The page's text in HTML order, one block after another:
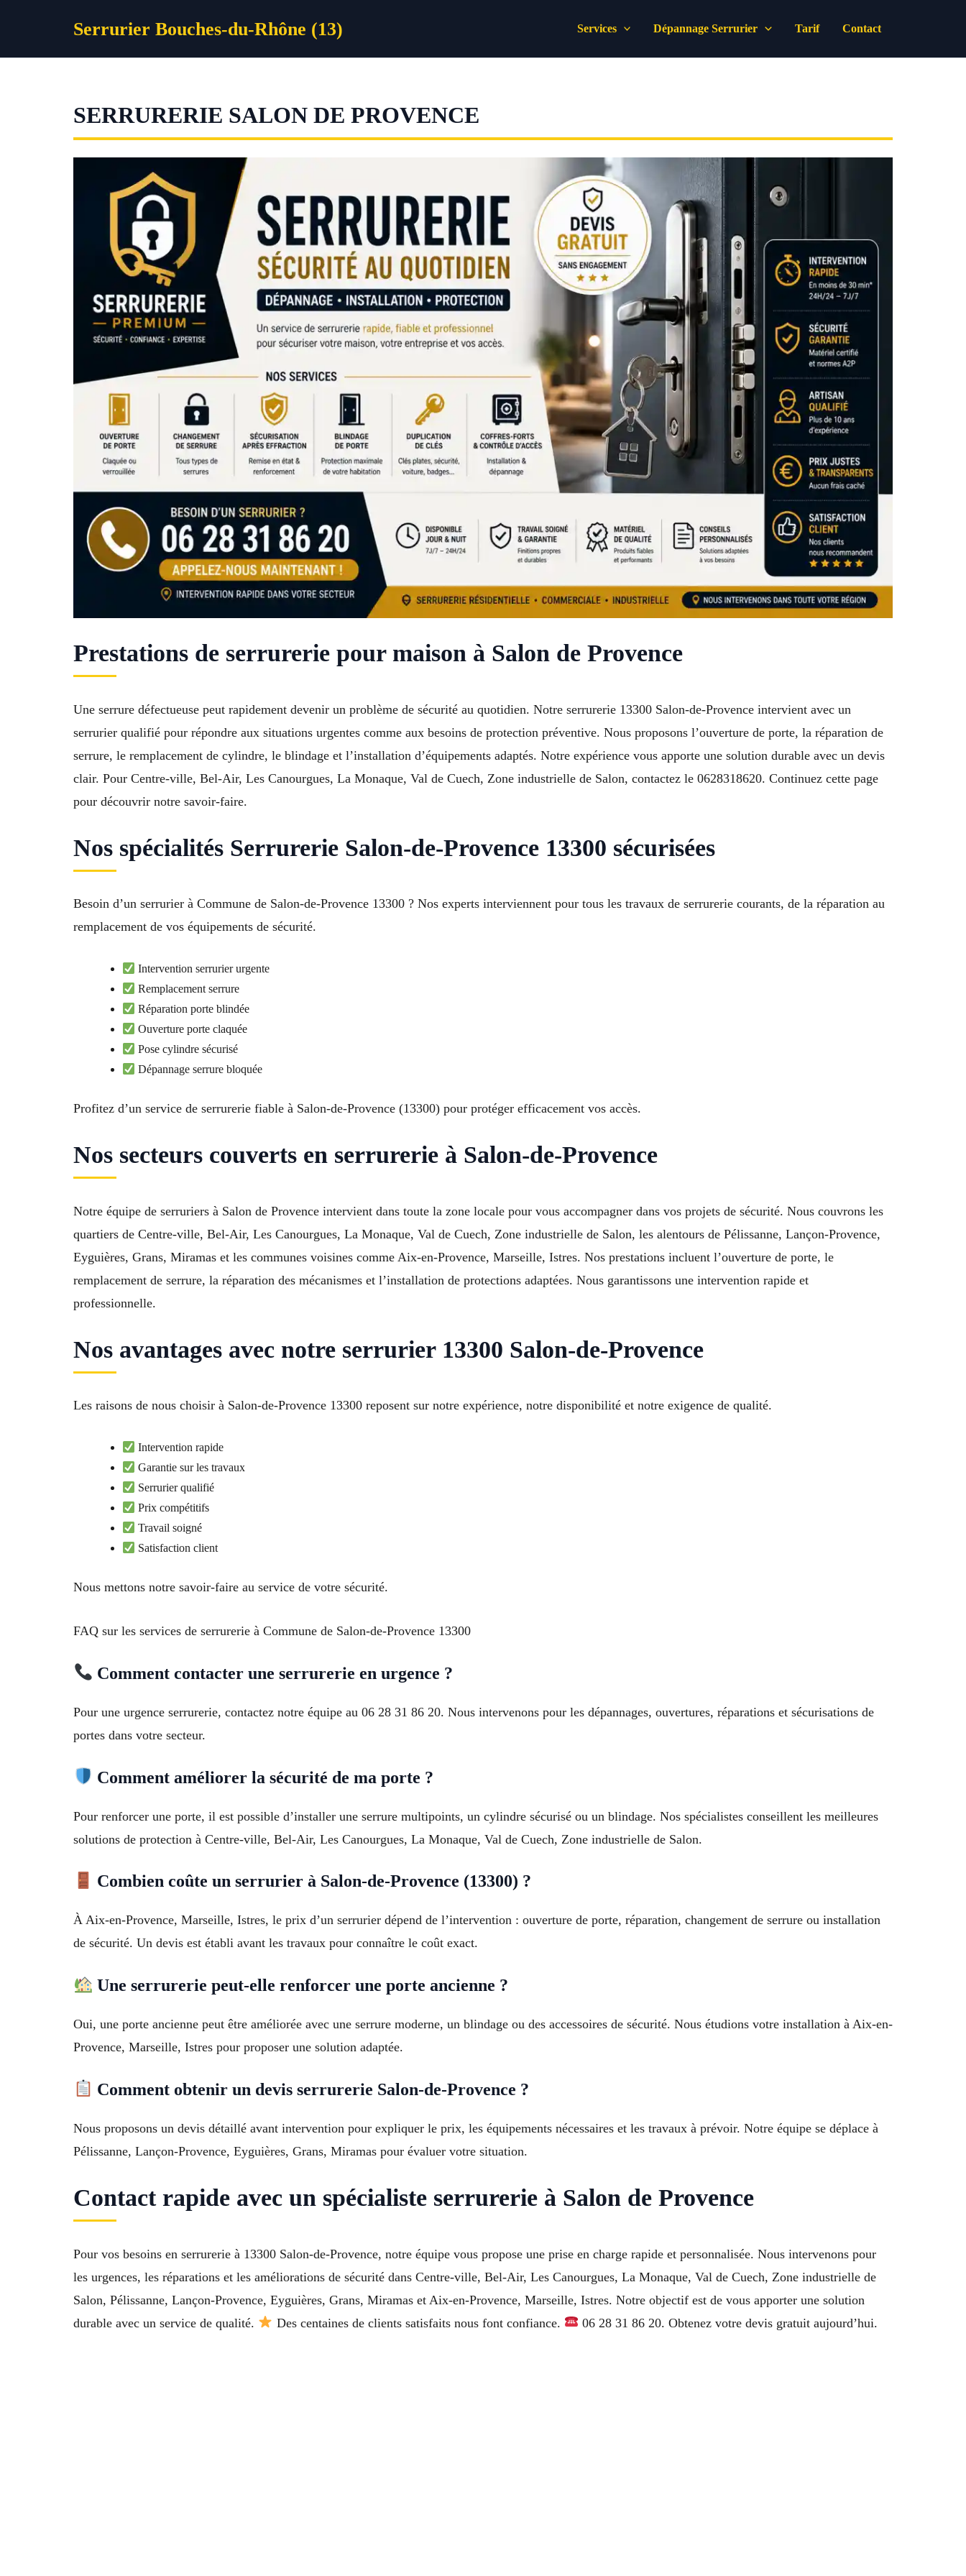
Serrurier Bouches-du-Rhône (13) Services Dépannage Serrurier Tarif Contact
SERRURERIE SALON DE PROVENCE
Prestations de serrurerie pour maison à Salon de Provence
Une serrure défectueuse peut rapidement devenir un problème de sécurité au quotidien. Notre serrurerie 13300 Salon-de-Provence intervient avec un
serrurier qualifié pour répondre aux situations urgentes comme aux besoins de protection préventive. Nous proposons l’ouverture de porte, la réparation de
serrure, le remplacement de cylindre, le blindage et l’installation d’équipements adaptés. Notre expérience vous apporte une solution durable avec un devis
clair. Pour Centre-ville, Bel-Air, Les Canourgues, La Monaque, Val de Cuech, Zone industrielle de Salon, contactez le 0628318620. Continuez cette page
pour découvrir notre savoir-faire.
Nos spécialités Serrurerie Salon-de-Provence 13300 sécurisées
Besoin d’un serrurier à Commune de Salon-de-Provence 13300 ? Nos experts interviennent pour tous les travaux de serrurerie courants, de la réparation au
remplacement de vos équipements de sécurité.
Intervention serrurier urgente
Remplacement serrure
Réparation porte blindée
Ouverture porte claquée
Pose cylindre sécurisé
Dépannage serrure bloquée
Profitez d’un service de serrurerie fiable à Salon-de-Provence (13300) pour protéger efficacement vos accès.
Nos secteurs couverts en serrurerie à Salon-de-Provence
Notre équipe de serruriers à Salon de Provence intervient dans toute la zone locale pour vous accompagner dans vos projets de sécurité. Nous couvrons les
quartiers de Centre-ville, Bel-Air, Les Canourgues, La Monaque, Val de Cuech, Zone industrielle de Salon, les alentours de Pélissanne, Lançon-Provence,
Eyguières, Grans, Miramas et les communes voisines comme Aix-en-Provence, Marseille, Istres. Nos prestations incluent l’ouverture de porte, le
remplacement de serrure, la réparation des mécanismes et l’installation de protections adaptées. Nous garantissons une intervention rapide et
professionnelle.
Nos avantages avec notre serrurier 13300 Salon-de-Provence
Les raisons de nous choisir à Salon-de-Provence 13300 reposent sur notre expérience, notre disponibilité et notre exigence de qualité.
Intervention rapide
Garantie sur les travaux
Serrurier qualifié
Prix compétitifs
Travail soigné
Satisfaction client
Nous mettons notre savoir-faire au service de votre sécurité.
FAQ sur les services de serrurerie à Commune de Salon-de-Provence 13300
Comment contacter une serrurerie en urgence ?
Pour une urgence serrurerie, contactez notre équipe au 06 28 31 86 20. Nous intervenons pour les dépannages, ouvertures, réparations et sécurisations de
portes dans votre secteur.
Comment améliorer la sécurité de ma porte ?
Pour renforcer une porte, il est possible d’installer une serrure multipoints, un cylindre sécurisé ou un blindage. Nos spécialistes conseillent les meilleures
solutions de protection à Centre-ville, Bel-Air, Les Canourgues, La Monaque, Val de Cuech, Zone industrielle de Salon.
Combien coûte un serrurier à Salon-de-Provence (13300) ?
À Aix-en-Provence, Marseille, Istres, le prix d’un serrurier dépend de l’intervention : ouverture de porte, réparation, changement de serrure ou installation
de sécurité. Un devis est établi avant les travaux pour connaître le coût exact.
Une serrurerie peut-elle renforcer une porte ancienne ?
Oui, une porte ancienne peut être améliorée avec une serrure moderne, un blindage ou des accessoires de sécurité. Nous étudions votre installation à Aix-en-
Provence, Marseille, Istres pour proposer une solution adaptée.
Comment obtenir un devis serrurerie Salon-de-Provence ?
Nous proposons un devis détaillé avant intervention pour expliquer le prix, les équipements nécessaires et les travaux à prévoir. Notre équipe se déplace à
Pélissanne, Lançon-Provence, Eyguières, Grans, Miramas pour évaluer votre situation.
Contact rapide avec un spécialiste serrurerie à Salon de Provence
Pour vos besoins en serrurerie à 13300 Salon-de-Provence, notre équipe vous propose une prise en charge rapide et personnalisée. Nous intervenons pour
les urgences, les réparations et les améliorations de sécurité dans Centre-ville, Bel-Air, Les Canourgues, La Monaque, Val de Cuech, Zone industrielle de
Salon, Pélissanne, Lançon-Provence, Eyguières, Grans, Miramas et Aix-en-Provence, Marseille, Istres. Notre objectif est de vous apporter une solution
durable avec un service de qualité.
Des centaines de clients satisfaits nous font confiance. 06 28 31 86 20. Obtenez votre devis gratuit aujourd’hui.